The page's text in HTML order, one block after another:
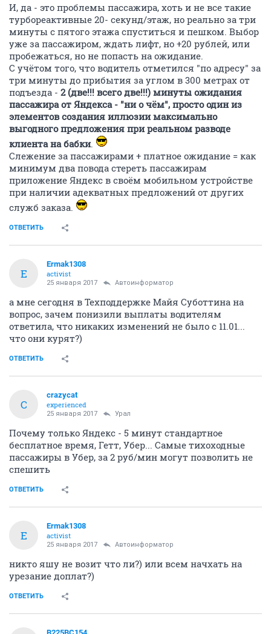
И, да - это проблемы пассажира, хоть и не все такие
турбореактивные 20- секунд/этаж, но реально за три
минуты с пятого этажа спуститься и пешком. Выбор
уже за пассажиром, ждать лифт, но +20 рублей, или
пробежаться, но не попасть на ожидание.
С учётом того, что водитель отметился "по адресу" за
три минуты до прибытия за углом в 300 метрах от
подъезда - 2 (две!!! всего две!!!) минуты ожидания
пассажира от Яндекса - "ни о чём", просто один из
элементов создания иллюзии максимально
выгодного предложения при реальном разводе
клиента на бабки.
Слежение за пассажирами + платное ожидание = как
минимум два повода стереть пассажирам
приложение Яндекс в своём мобильном устройстве
при наличии адекватных предложений от других
служб заказа.
ОТВЕТИТЬ
E
Ermak1308
activist
25 января 2017 Автоинформатор
а мне сегодня в Техподдержке Майя Суботтина на
вопрос, зачем понизили выплаты водителям
ответила, что никаких изменений не было с 11.01...
что они курят?)
ОТВЕТИТЬ
C
crazycat
experienced
25 января 2017 Урал
Почему только Яндекс - 5 минут стандартное
бесплатное время, Гетт, Убер... Самые тихоходные
пассажиры в Убер, за 2 руб/мин могут позволить не
спешить
ОТВЕТИТЬ
E
Ermak1308
activist
25 января 2017 Автоинформатор
никто яшу не возит что ли?) или всем начхать на
урезание доплат?)
ОТВЕТИТЬ